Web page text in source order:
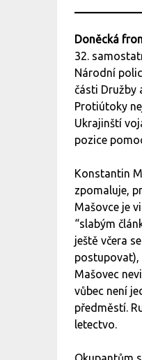
Doněcká
32.
Národní
části Družby
Protiútoky
Ukrajinští
pozice
Konstantin
zpomaluje,
Mašovce je
“slabým
ještě včera
postupovat),
Mašovec
vůbec není
předměstí.
letectvo.